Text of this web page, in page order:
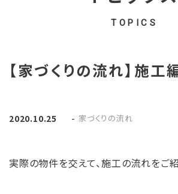
TOPICS
【家づくりの流れ】施
2020.10.25 - 家づくりの流れ
実際の物件を交えて、施工の流れをご紹